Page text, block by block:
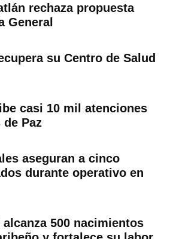
rechaza propuesta
General
su Centro de Salud
casi 10 mil atenciones
Paz
aseguran a cinco
durante operativo en
500 nacimientos